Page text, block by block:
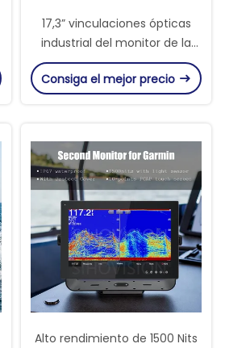
17,3” vinculaciones ópticas
industrial del monitor de la
prenda impermeable IP67
1000 liendres
Consiga el mejor precio
Alto rendimiento de 1500 Nits